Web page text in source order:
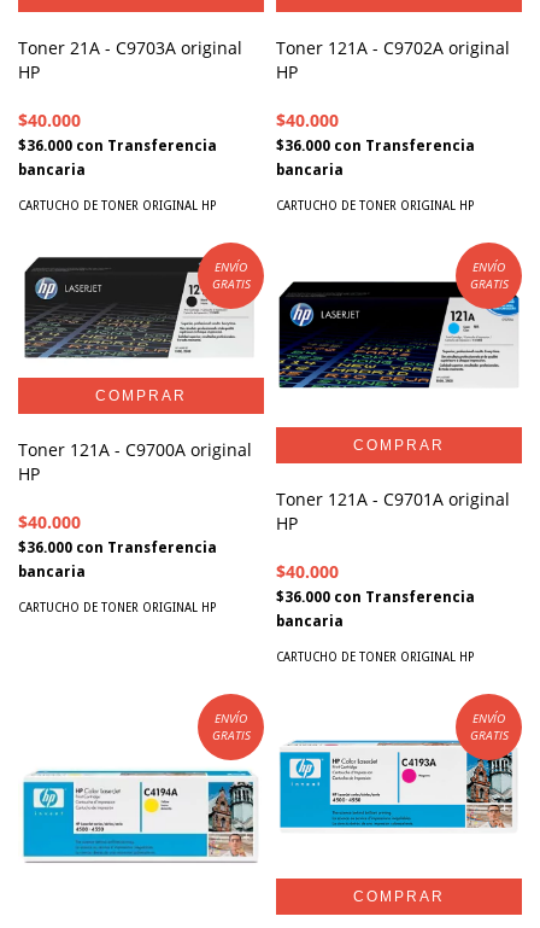
Toner 21A - C9703A original
HP
$40.000
$36.000 con Transferencia
bancaria
CARTUCHO DE TONER ORIGINAL HP
Toner 121A - C9702A original
HP
$40.000
$36.000 con Transferencia
bancaria
CARTUCHO DE TONER ORIGINAL HP
ENVÍO
GRATIS
Toner 121A - C9700A original
HP
$40.000
$36.000 con Transferencia
bancaria
CARTUCHO DE TONER ORIGINAL HP
ENVÍO
GRATIS
Toner 121A - C9701A original
HP
$40.000
$36.000 con Transferencia
bancaria
CARTUCHO DE TONER ORIGINAL HP
ENVÍO
GRATIS
ENVÍO
GRATIS